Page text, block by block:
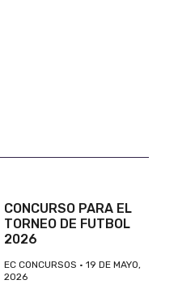
CONCURSO PARA EL
TORNEO DE FUTBOL
2026
EC CONCURSOS
19 DE MAYO,
2026